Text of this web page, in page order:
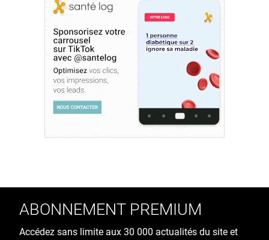
ABONNEMENT PREMIUM
Accédez sans limite aux 30 000 actualités du site et